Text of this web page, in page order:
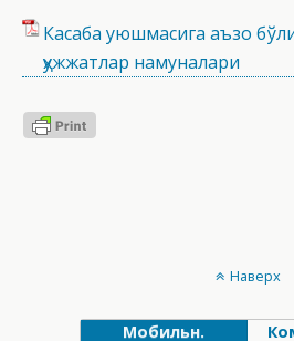
Касаба уюшмасига аъзо
ҳужжатлар намуналари
Наверх
Мобильн.